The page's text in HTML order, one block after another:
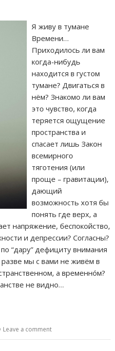
Я живу в тумане
Времени…
Приходилось ли вам
когда-нибудь
находится в густом
тумане? Двигаться в
нём? Знакомо ли вам
это чувство, когда
теряется ощущение
пространства и
спасает лишь Закон
всемирного
тяготения (или
проще – гравитации),
дающий
возможность хотя бы
понять где верх, а
напряжение, беспокойство,
и депрессии? Согласны?
“дару” дефициту внимания
разве мы с вами не живём в
а временнóм?
не видно…
Leave a comment